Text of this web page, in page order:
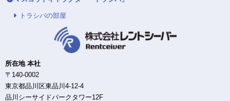
トラシバの部屋
所在地 本社
〒140-0002
東京都品川区東品川4-12-4
品川シーサイドパークタワー12F